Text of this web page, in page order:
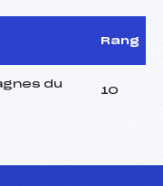
Rang
du
10